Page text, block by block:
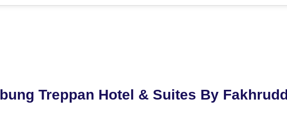
Treppan Hotel & Suites By